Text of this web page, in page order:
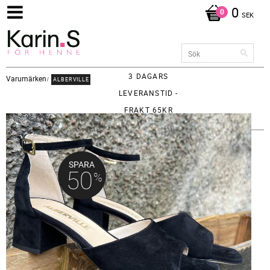
0 SEK
3 DAGARS
LEVERANSTID -
FRAKT 65KR
Varumärken ALBERVILLE
SPARA
50%